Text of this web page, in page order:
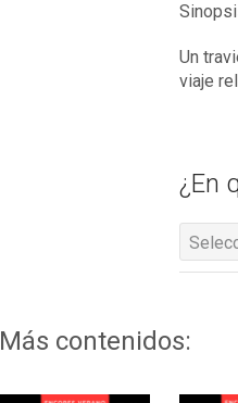
Un
viaje
¿En
Más contenidos: